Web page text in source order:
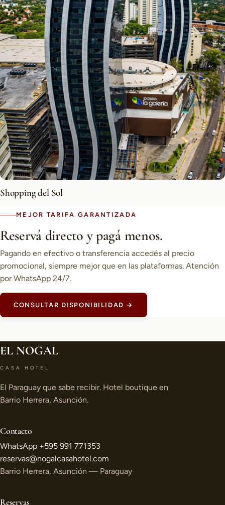
Shopping del Sol
MEJOR TARIFA GARANTIZADA
Reservá directo y pagá menos.
Pagando en efectivo o transferencia accedés al precio
promocional, siempre mejor que en las plataformas. Atención
por WhatsApp 24/7.
CONSULTAR DISPONIBILIDAD →
EL NOGAL
CASA HOTEL
El Paraguay que sabe recibir. Hotel boutique en
Barrio Herrera, Asunción.
Contacto
WhatsApp +595 991 771353
reservas@nogalcasahotel.com
Barrio Herrera, Asunción — Paraguay
Reservas